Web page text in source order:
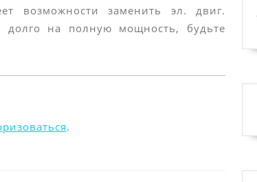
возможности заменить эл. двиг.
долго на полную мощность, будьте
.